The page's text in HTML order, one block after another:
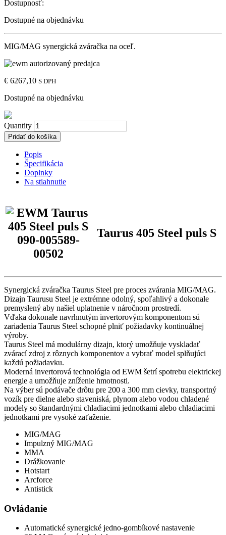
Dostupnosť:
Dostupné na objednávku
MIG/MAG synergická zváračka na oceľ.
€ 6267,10 S DPH
Dostupné na objednávku
Quantity
Pridať do košíka
Popis
Špecifikácia
Doplnky
Na stiahnutie
Taurus 405 Steel puls S
Synergická zváračka Taurus Steel pre proces zvárania MIG/MAG.
Dizajn Taurusu Steel je extrémne odolný, spoľahlivý a dokonale
premyslený aby našiel uplatnenie v náročnom prostredí.
Vďaka dokonale navrhnutým invertorovým komponentom sú
zariadenia Taurus Steel schopné plniť požiadavky kontinuálnej
výroby.
Taurus Steel má modulárny dizajn, ktorý umožňuje vyskladať
zvárací zdroj z rôznych komponentov a vybrať model splňujúci
každú požiadavku.
Moderná invertorová technológia od EWM šetrí spotrebu elektrickej
energie a umožňuje zníženie hmotnosti.
Na výber sú podávače drôtu pre 200 a 300 mm cievky, transportný
vozík pre dielne alebo staveniská, plynom alebo vodou chladené
modely so štandardnými chladiacimi jednotkami alebo chladiacimi
jednotkami pre vysoké zaťaženie.
MIG/MAG
Impulzný MIG/MAG
MMA
Drážkovanie
Hotstart
Arcforce
Antistick
Ovládanie
Automatické synergické jedno-gombíkové nastavenie